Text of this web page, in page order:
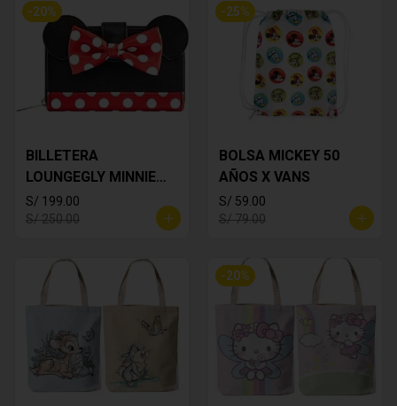
-20%
BILLETERA
LOUNGEGLY MINNIE
MOUSE
S/ 199.00
S/ 250.00
-25%
BOLSA MICKEY 50
AÑOS X VANS
S/ 59.00
S/ 79.00
-20%